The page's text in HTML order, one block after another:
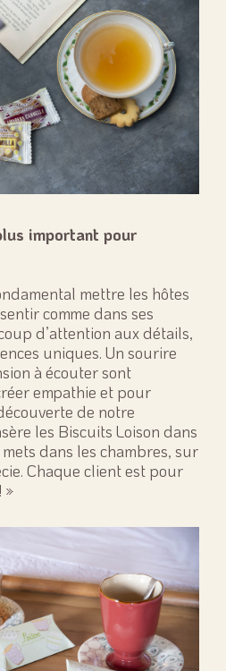
important pour
mettre les hôtes
comme dans ses
d’attention aux détails,
uniques. Un sourire
à écouter sont
empathie et pour
de notre
les Biscuits Loison dans
dans les chambres, sur
Chaque client est pour
»